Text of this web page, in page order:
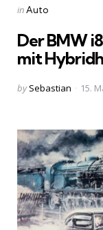
Categories
Posted
inAuto
Der BMW
mit
Posted
by Sebastian 15.